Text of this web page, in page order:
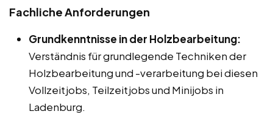
Fachliche Anforderungen
Grundkenntnisse in der Holzbearbeitung:
Verständnis für grundlegende Techniken der
Holzbearbeitung und -verarbeitung bei diesen
Vollzeitjobs, Teilzeitjobs und Minijobs in
Ladenburg.